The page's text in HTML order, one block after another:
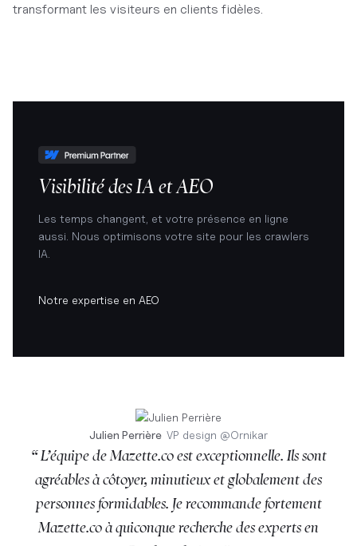
transformant les visiteurs en clients fidèles.
Visibilité des IA et AEO
Les temps changent, et votre présence en ligne
aussi. Nous optimisons votre site pour les crawlers
IA.
Notre expertise en AEO
Julien Perrière VP design @Ornikar
“ L’équipe de Mazette.co est exceptionnelle. Ils sont
agréables à côtoyer, minutieux et globalement des
personnes formidables. Je recommande fortement
Mazette.co à quiconque recherche des experts en